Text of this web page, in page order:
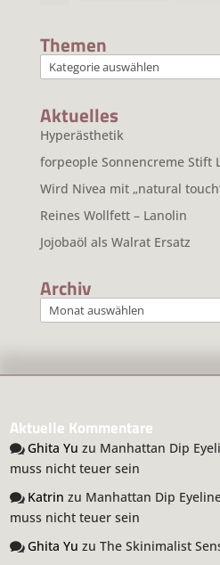
Themen
Themen
Aktuelles
Hyperästhetik
forpeople Sonnencreme Stift
Wird Nivea mit „natural
Reines Wollfett – Lanolin
Jojobaöl als Walrat Ersatz
Archiv
Archiv
Aktuelle Kommentare
Ghita Yu zu Manhattan Dip
muss nicht teuer sein
Katrin zu Manhattan Dip
muss nicht teuer sein
Ghita Yu zuThe Skinimalist